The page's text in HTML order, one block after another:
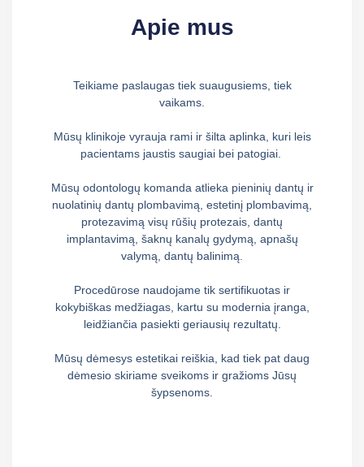
Apie mus
Teikiame paslaugas tiek suaugusiems, tiek
vaikams.
Mūsų klinikoje vyrauja rami ir šilta aplinka, kuri leis
pacientams jaustis saugiai bei patogiai.
Mūsų odontologų komanda atlieka pieninių dantų ir
nuolatinių dantų plombavimą, estetinį plombavimą,
protezavimą visų rūšių protezais, dantų
implantavimą, šaknų kanalų gydymą, apnašų
valymą, dantų balinimą.
Procedūrose naudojame tik sertifikuotas ir
kokybiškas medžiagas, kartu su modernia įranga,
leidžiančia pasiekti geriausių rezultatų.
Mūsų dėmesys estetikai reiškia, kad tiek pat daug
dėmesio skiriame sveikoms ir gražioms Jūsų
šypsenoms.